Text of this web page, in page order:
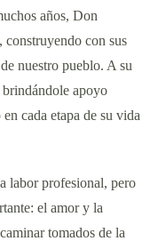
años, Don
construyendo con sus
nuestro pueblo. A su
apoyo
cada etapa de su vida
labor profesional, pero
el amor y la
tomados de la